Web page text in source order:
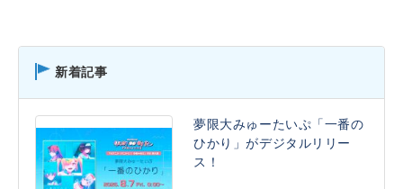
新着記事
夢限大みゅーたいぷ「一番の
ひかり」がデジタルリリー
ス！